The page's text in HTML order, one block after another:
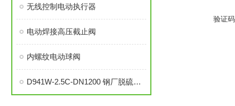
无线控制电动执行器
电动焊接高压截止阀
内螺纹电动球阀
D941W-2.5C-DN1200 钢厂脱硫脱硝高温烟气通风蝶阀
验证码